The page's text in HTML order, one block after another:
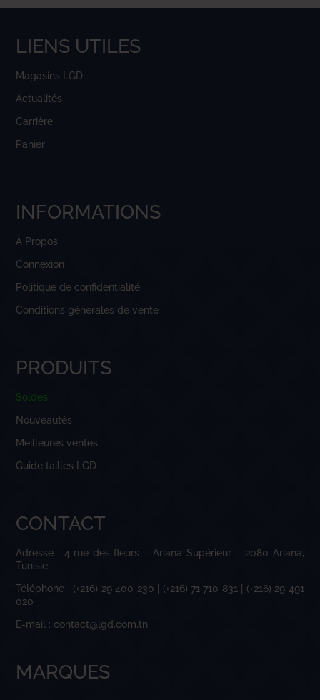
LIENS UTILES
Magasins LGD
Actualités
Carrière
Panier
INFORMATIONS
À Propos
Connexion
Politique de confidentialité
Conditions générales de vente
PRODUITS
Soldes
Nouveautés
Meilleures ventes
Guide tailles LGD
CONTACT
Adresse : 4 rue des fleurs – Ariana Supérieur – 2080 Ariana,
Tunisie.
Téléphone : (+216) 29 400 230 | (+216) 71 710 831 | (+216) 29 491
020
E-mail : contact@lgd.com.tn
MARQUES